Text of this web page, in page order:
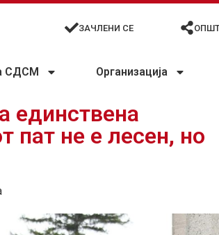
ЗАЧЛЕНИ СЕ
СДСМ Организација
единствена
пат не е лесен, но